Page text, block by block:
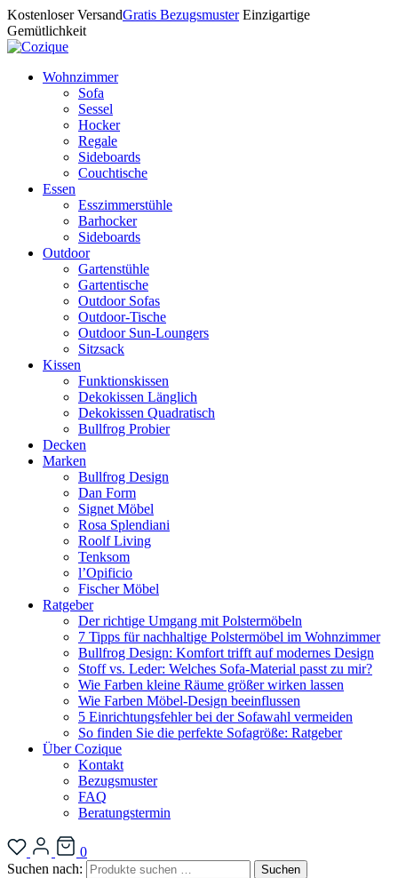
Kostenloser VersandGratis Bezugsmuster Einzigartige
Gemütlichkeit
Wohnzimmer
Sofa
Sessel
Hocker
Regale
Sideboards
Couchtische
Essen
Esszimmerstühle
Barhocker
Sideboards
Outdoor
Gartenstühle
Gartentische
Outdoor Sofas
Outdoor-Tische
Outdoor Sun-Loungers
Sitzsack
Kissen
Funktionskissen
Dekokissen Länglich
Dekokissen Quadratisch
Bullfrog Probier
Decken
Marken
Bullfrog Design
Dan Form
Signet Möbel
Rosa Splendiani
Roolf Living
Tenksom
l’Opificio
Fischer Möbel
Ratgeber
Der richtige Umgang mit Polstermöbeln
7 Tipps für nachhaltige Polstermöbel im Wohnzimmer
Bullfrog Design: Komfort trifft auf modernes Design
Stoff vs. Leder: Welches Sofa-Material passt zu mir?
Wie Farben kleine Räume größer wirken lassen
Wie Farben Möbel-Design beeinflussen
5 Einrichtungsfehler bei der Sofawahl vermeiden
So finden Sie die perfekte Sofagröße: Ratgeber
Über Cozique
Kontakt
Bezugsmuster
FAQ
Beratungstermin
0
Suchen nach:
Suchen